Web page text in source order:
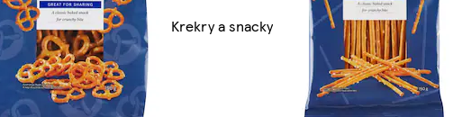
Krekry a snacky